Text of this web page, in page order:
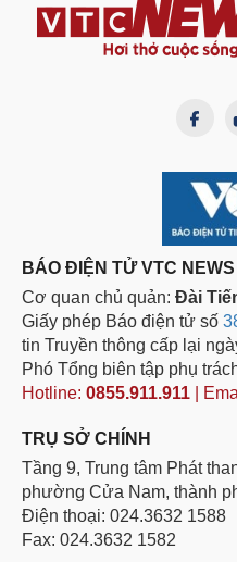
BÁO ĐIỆN TỬ VTC NEWS
Cơ quan chủ quản: Đài
Giấy phép Báo điện tử số
tin Truyền thông cấp lại
Phó Tổng biên tập phụ
Hotline: 0855.911.911 |
TRỤ SỞ CHÍNH
Tầng 9, Trung tâm Phát
phường Cửa Nam, thành
Điện thoại: 024.3632 1588
Fax: 024.3632 1582